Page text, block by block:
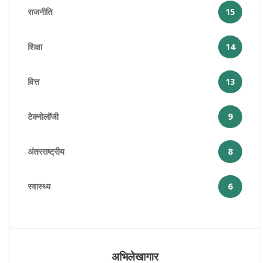
राजनीति 15
शिक्षा 14
वित्त 13
टेक्नोलॉजी 9
अंतरराष्ट्रीय 8
स्वास्थ्य 6
अभिलेखागार